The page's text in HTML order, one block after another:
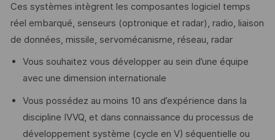
Ces systèmes intègrent les composantes logiciel temps
réel embarqué, senseurs (optronique et radar), radio, liaison
de données, missile, servomécanisme, réseau, radar
Vous souhaitez vous développer au sein d’une équipe
avec une dimension internationale
Vous possédez au moins 10 ans d’expérience dans la
discipline IVVQ, et dans connaissance du processus de
développement système (cycle en V) séquentielle ou